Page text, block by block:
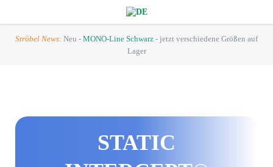
Ströbel News: Neu - MONO-Line Schwarz - jetzt verschiedene Größen auf
Lager
STATIC